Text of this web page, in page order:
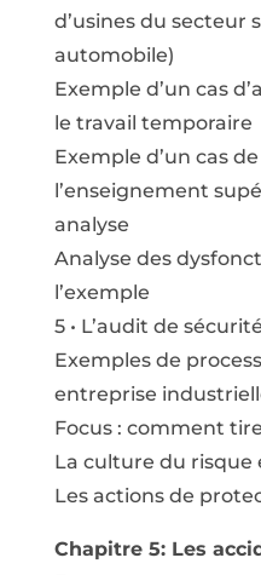
d’usines du secteur
automobile)
Exemple d’un cas
le travail temporaire
Exemple d’un cas
l’enseignement
analyse
Analyse des
l’exemple
5 • L’audit de sécurité
Exemples de
entreprise
Focus : comment
La culture du risque
Les actions de
Chapitre 5: Les